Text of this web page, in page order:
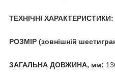
ТЕХНІЧНІ ХАРАКТЕРИСТИКИ:
РОЗМІР (зовнішній
ЗАГАЛЬНА ДОВЖИНА, мм: